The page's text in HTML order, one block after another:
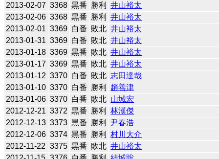
2013-02-07 3368 黒番 勝利
井山裕太
2013-02-06 3368 黒番 勝利
井山裕太
2013-02-01 3369 白番 敗北 井山裕太
2013-01-31 3369 白番 敗北 井山裕太
2013-01-18 3369 黒番 敗北 井山裕太
2013-01-17 3369 黒番 敗北 井山裕太
2013-01-12 3370 白番 敗北 志田達哉
2013-01-10 3370 白番 勝利
趙善津
2013-01-06 3370 白番 敗北 山城宏
2012-12-21 3372 黒番 勝利
林漢傑
2012-12-13 3373 黒番 勝利
尹春浩
2012-12-06 3374 黒番 勝利
村川大介
2012-11-22 3375 黒番 敗北 井山裕太